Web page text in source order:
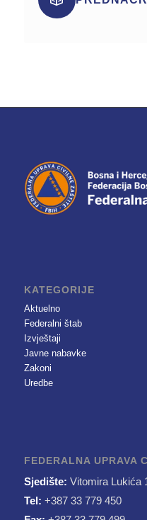
KATEGORIJE
Aktuelno
Federalni štab
Izvještaji
Javne nabavke
Zakoni
Uredbe
FEDERALNA UPRAVA
Sjedište: Vitomira Lukića
Tel: +387 33 779 450